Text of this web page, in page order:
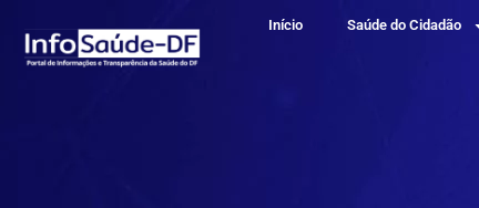
Início Saúde do Cidadão